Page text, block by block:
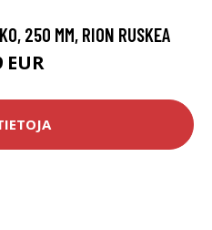
250 MM, RION RUSKEA
EUR